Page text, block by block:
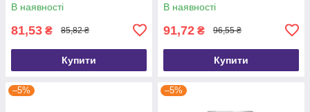
В наявності
81,53 ₴ 85,82 ₴
Купити
В наявності
91,72 ₴ 96,55 ₴
Купити
–5% –5%